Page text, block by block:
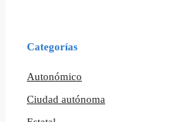
Categorías
Autonómico
Ciudad autónoma